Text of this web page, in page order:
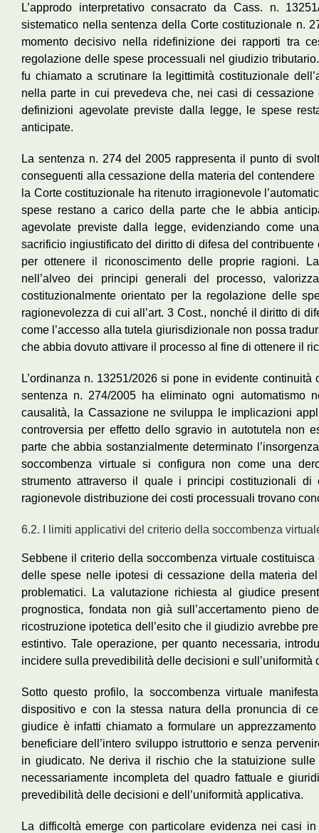
L’approdo interpretativo consacrato da Cass. n.
sistematico nella sentenza della Corte costituzionale n.
momento decisivo nella ridefinizione dei rapporti tra
regolazione delle spese processuali nel giudizio
fu chiamato a scrutinare la legittimità costituzionale
nella parte in cui prevedeva che, nei casi di
definizioni agevolate previste dalla legge, le spese
anticipate.
La sentenza n. 274 del 2005 rappresenta il punto di
conseguenti alla cessazione della materia del
la Corte costituzionale ha ritenuto irragionevole
spese restano a carico della parte che le abbia
agevolate previste dalla legge, evidenziando come
sacrificio ingiustificato del diritto di difesa del
per ottenere il riconoscimento delle proprie ragioni.
nell’alveo dei principi generali del processo,
costituzionalmente orientato per la regolazione delle
ragionevolezza di cui all’art. 3 Cost., nonché il diritto di
come l’accesso alla tutela giurisdizionale non possa
che abbia dovuto attivare il processo al fine di ottenere il
L’ordinanza n. 13251/2026 si pone in evidente
sentenza n. 274/2005 ha eliminato ogni automatismo
causalità, la Cassazione ne sviluppa le implicazioni
controversia per effetto dello sgravio in autotutela non
parte che abbia sostanzialmente determinato
soccombenza virtuale si configura non come una
strumento attraverso il quale i principi costituzionali
ragionevole distribuzione dei costi processuali trovano
6.2. I limiti applicativi del criterio della soccombenza
Sebbene il criterio della soccombenza virtuale
delle spese nelle ipotesi di cessazione della materia
problematici. La valutazione richiesta al giudice
prognostica, fondata non già sull’accertamento pieno
ricostruzione ipotetica dell’esito che il giudizio avrebbe
estintivo. Tale operazione, per quanto necessaria,
incidere sulla prevedibilità delle decisioni e sull’uniformità
Sotto questo profilo, la soccombenza virtuale
dispositivo e con la stessa natura della pronuncia di
giudice è infatti chiamato a formulare un
beneficiare dell’intero sviluppo istruttorio e senza
in giudicato. Ne deriva il rischio che la statuizione
necessariamente incompleta del quadro fattuale e
prevedibilità delle decisioni e dell’uniformità applicativa.
La difficoltà emerge con particolare evidenza nei casi